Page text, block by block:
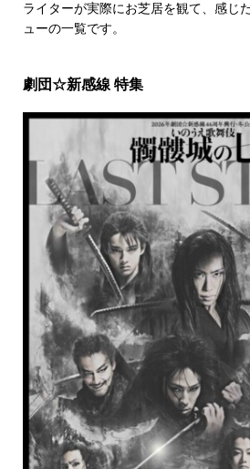
ライターが実際にお芝居を観て、感じ
ューの一覧です。
劇団☆新感線 特集